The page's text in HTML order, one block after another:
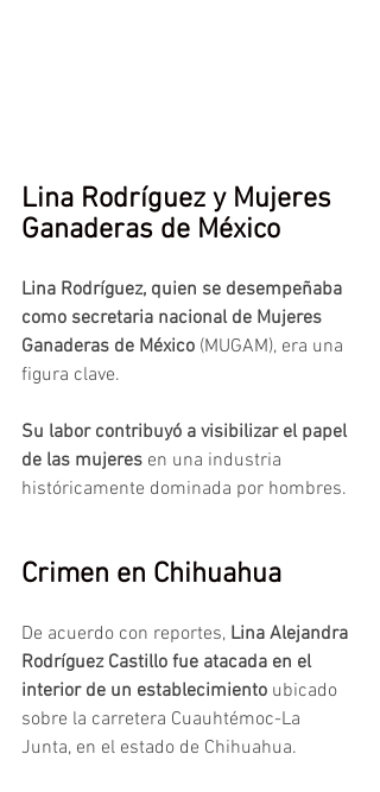
Lina Rodríguez y Mujeres
Ganaderas de México
Lina Rodríguez, quien se desempeñaba
como secretaria nacional de Mujeres
Ganaderas de México (MUGAM), era una
figura clave.
Su labor contribuyó a visibilizar el papel
de las mujeres en una industria
históricamente dominada por hombres.
Crimen en Chihuahua
De acuerdo con reportes, Lina Alejandra
Rodríguez Castillo fue atacada en el
interior de un establecimiento ubicado
sobre la carretera Cuauhtémoc-La
Junta, en el estado de Chihuahua.